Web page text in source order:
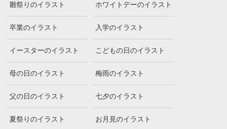
雛祭りのイラスト ホワイトデーのイラスト
卒業のイラスト 入学のイラスト
イースターのイラスト こどもの日のイラスト
母の日のイラスト 梅雨のイラスト
父の日のイラスト 七夕のイラスト
夏祭りのイラスト お月見のイラスト